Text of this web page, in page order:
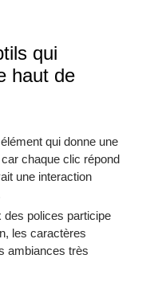
qui
haut de
qui donne une
chaque clic répond
une interaction
des polices participe
les caractères
ambiances très